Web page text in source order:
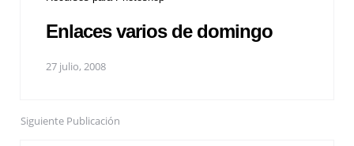
Enlaces varios de domingo
27 julio, 2008
Siguiente Publicación